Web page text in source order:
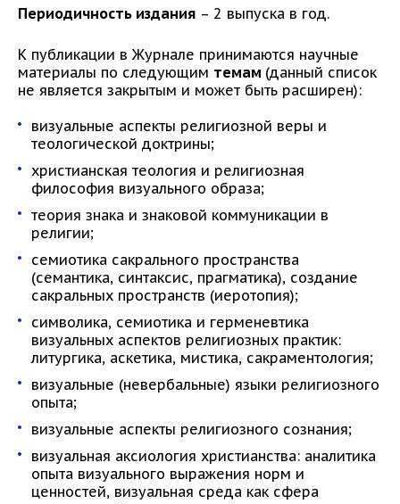
Периодичность издания – 2 выпуска в год.
К публикации в Журнале принимаются научные
материалы по следующим темам (данный список
не является закрытым и может быть расширен):
визуальные аспекты религиозной веры и
теологической доктрины;
христианская теология и религиозная
философия визуального образа;
теория знака и знаковой коммуникации в
религии;
семиотика сакрального пространства
(семантика, синтаксис, прагматика), создание
сакральных пространств (иеротопия);
символика, семиотика и герменевтика
визуальных аспектов религиозных практик:
литургика, аскетика, мистика, сакраментология;
визуальные (невербальные) языки религиозного
опыта;
визуальные аспекты религиозного сознания;
визуальная аксиология христианства: аналитика
опыта визуального выражения норм и
ценностей, визуальная среда как сфера